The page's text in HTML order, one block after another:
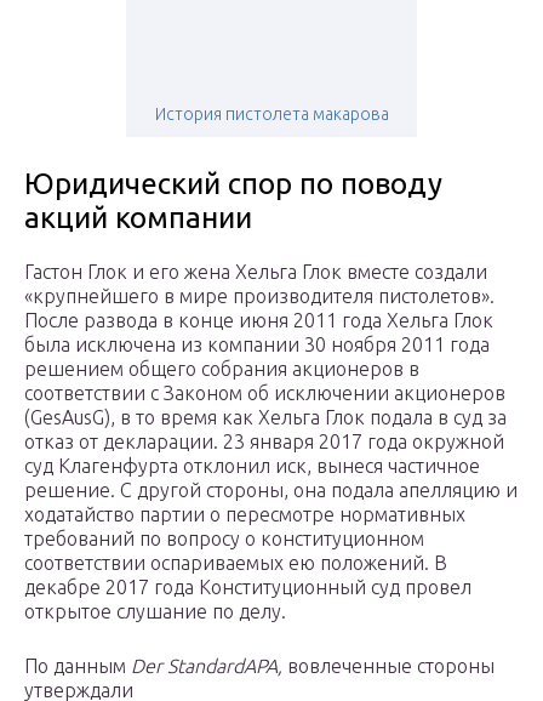
История пистолета макарова
Юридический спор по поводу
акций компании
Гастон Глок и его жена Хельга Глок вместе создали
«крупнейшего в мире производителя пистолетов».
После развода в конце июня 2011 года Хельга Глок
была исключена из компании 30 ноября 2011 года
решением общего собрания акционеров в
соответствии с Законом об исключении акционеров
(GesAusG), в то время как Хельга Глок подала в суд за
отказ от декларации. 23 января 2017 года окружной
суд Клагенфурта отклонил иск, вынеся частичное
решение. С другой стороны, она подала апелляцию и
ходатайство партии о пересмотре нормативных
требований по вопросу о конституционном
соответствии оспариваемых ею положений. В
декабре 2017 года Конституционный суд провел
открытое слушание по делу.
По данным Der StandardAPA, вовлеченные стороны
утверждали